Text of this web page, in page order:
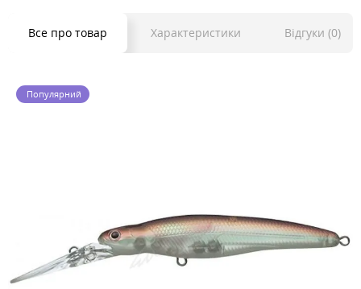
Все про товар Характеристики Відгуки (0)
Популярний